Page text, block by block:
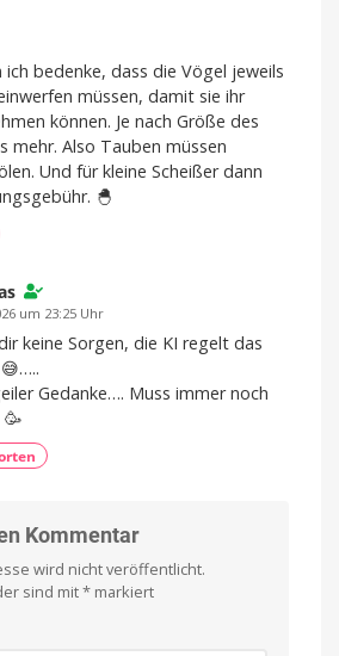
ich bedenke, dass die Vögel jeweils
müssen, damit sie ihr
können. Je nach Größe des
mehr. Also Tauben müssen
Und für kleine Scheißer dann
🐣
um 23:25 Uhr
keine Sorgen, die KI regelt das
Gedanke…. Muss immer noch
🥳
Kommentar
wird nicht veröffentlicht.
sind mit* markiert